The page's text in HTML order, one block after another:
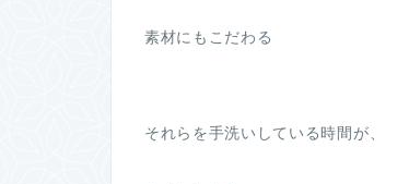
素材にもこだわる
それらを手洗いしている時間が、